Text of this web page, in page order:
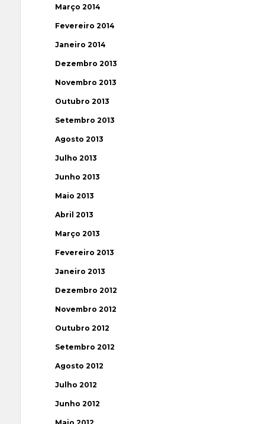
Março 2014
Fevereiro 2014
Janeiro 2014
Dezembro 2013
Novembro 2013
Outubro 2013
Setembro 2013
Agosto 2013
Julho 2013
Junho 2013
Maio 2013
Abril 2013
Março 2013
Fevereiro 2013
Janeiro 2013
Dezembro 2012
Novembro 2012
Outubro 2012
Setembro 2012
Agosto 2012
Julho 2012
Junho 2012